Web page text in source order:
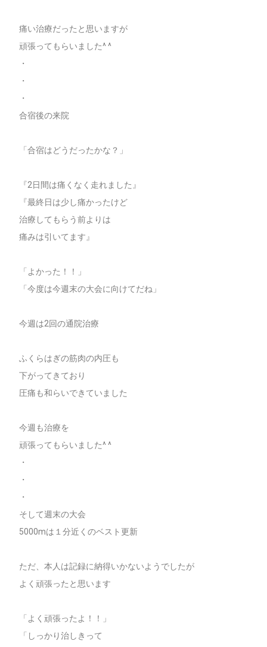
痛い治療だったと思いますが
頑張ってもらいました^ ^
・
・
・
合宿後の来院
「合宿はどうだったかな？」
『2日間は痛くなく走れました』
『最終日は少し痛かったけど
治療してもらう前よりは
痛みは引いてます』
「よかった！！」
「今度は今週末の大会に向けてだね」
今週は2回の通院治療
ふくらはぎの筋肉の内圧も
下がってきており
圧痛も和らいできていました
今週も治療を
頑張ってもらいました^ ^
・
・
・
そして週末の大会
5000mは１分近くのベスト更新
ただ、本人は記録に納得いかないようでしたが
よく頑張ったと思います
「よく頑張ったよ！！」
「しっかり治しきって